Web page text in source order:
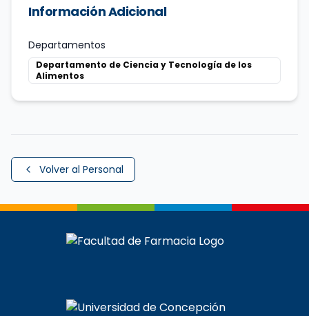
Información Adicional
Departamentos
Departamento de Ciencia y Tecnología de los
Alimentos
Volver al Personal